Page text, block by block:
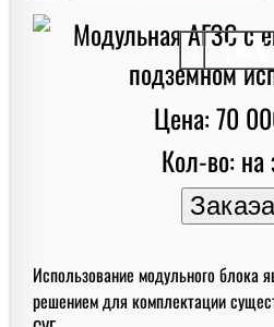
< 1 из 5
Цена: 70
Кол-во: на
Использование модульного блока
решением для комплектации